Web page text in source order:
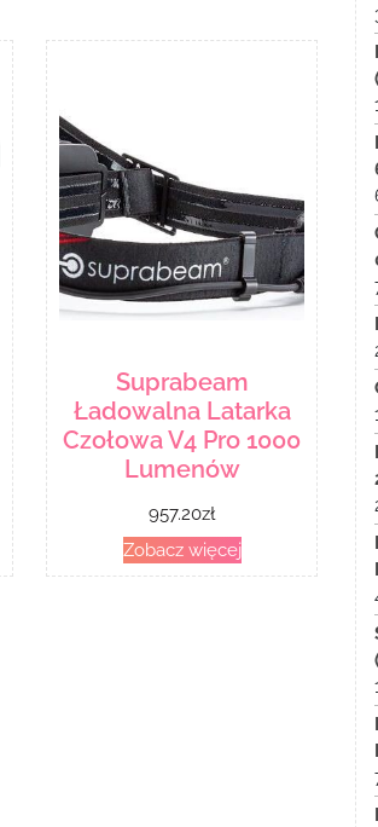
Suprabeam
Ładowalna Latarka
Czołowa V4 Pro 1000
Lumenów
957.20zł
Zobacz więcej